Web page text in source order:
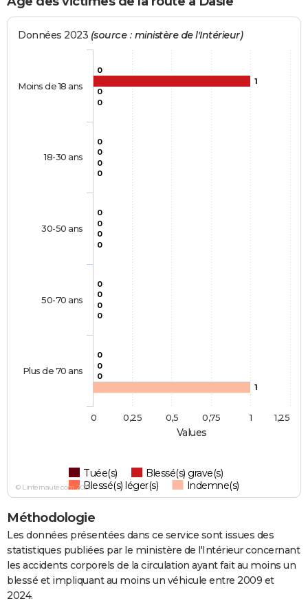
Values
Données 2023 (source : ministère de l'Intérieur)
0
0
0
0
0
1
0
0
0
0
0
0
0
0
0
0
0
0
0
1
Tuée(s)
Blessé(s) grave(s)
Blessé(s) léger(s)
Indemne(s)
Moins de 18 ans
18-30 ans
30-50 ans
50-70 ans
Plus de 70 ans
0 1
0,25 0,5 0,75 1,25
© Linternaute.com 2026
Méthodologie
Les données présentées dans ce service sont issues des
statistiques publiées par le ministère de l'Intérieur concernant
les accidents corporels de la circulation ayant fait au moins un
blessé et impliquant au moins un véhicule entre 2009 et
2024.